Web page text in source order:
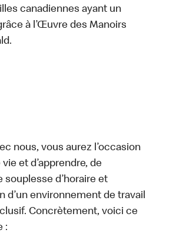
canadiennes ayant un
à l’Œuvre des Manoirs
nous, vous aurez l’occasion
et d’apprendre, de
souplesse d’horaire et
d’un environnement de travail
Concrètement, voici ce
: